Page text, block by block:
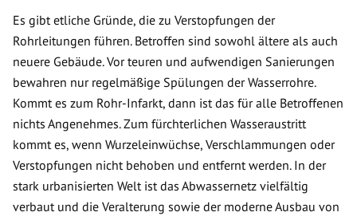
Es gibt etliche Gründe, die zu Verstopfungen der
Rohrleitungen führen. Betroffen sind sowohl ältere als auch
neuere Gebäude. Vor teuren und aufwendigen Sanierungen
bewahren nur regelmäßige Spülungen der Wasserrohre.
Kommt es zum Rohr-Infarkt, dann ist das für alle Betroffenen
nichts Angenehmes. Zum fürchterlichen Wasseraustritt
kommt es, wenn Wurzeleinwüchse, Verschlammungen oder
Verstopfungen nicht behoben und entfernt werden. In der
stark urbanisierten Welt ist das Abwassernetz vielfältig
verbaut und die Veralterung sowie der moderne Ausbau von